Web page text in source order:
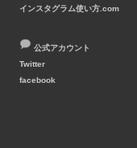
インスタグラム使い方.com
公式アカウント
Twitter
facebook